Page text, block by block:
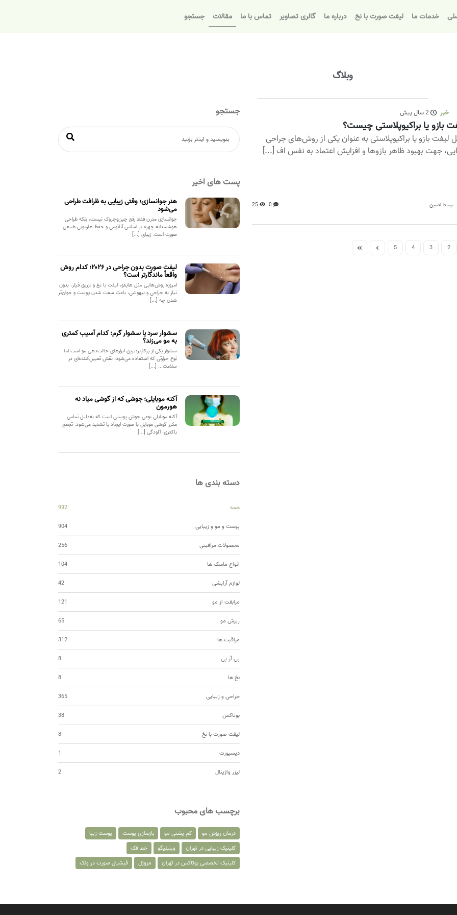
خدمات ما لیفت صورت با نخ درباره ما گالری تصاویر تماس با ما مقالات جستجو
وبلاگ
خبر 2 سال پیش
بازو یا براکیوپلاستی چیست؟
لیفت بازو یا براکیوپلاستی به عنوان یکی از روش‌های جراحی
جهت بهبود ظاهر بازوها و افزایش اعتماد به نفس اف [...]
توسطادمین 0
25
2
3
4
5
جستجو
پست های اخیر
هنر جوانسازی؛ وقتی زیبایی به ظرافت طراحی
می‌شود
جوانسازی مدرن فقط رفع چین‌وچروک نیست، بلکه طراحی
هوشمندانه چهره بر اساس آناتومی و حفظ هارمونی طبیعی
صورت است. زیبای [...]
لیفت صورت بدون جراحی در ۲۰۲۶؛ کدام روش
واقعاً ماندگارتر است؟
امروزه روش‌هایی مثل هایفو، لیفت با نخ و تزریق فیلر، بدون
نیاز به جراحی و بیهوشی، باعث سفت شدن پوست و جوان‌تر
شدن چه [...]
سشوار سرد یا سشوار گرم: کدام آسیب کمتری
به مو می‌زند؟
سشوار یکی از پرکاربردترین ابزارهای حالت‌دهی مو است اما
نوع حرارتی که استفاده می‌شود، نقش تعیین‌کننده‌ای در
سلامت... [...]
آکنه موبایلی؛ جوشی که از گوشی میاد نه
هورمون
آکنه موبایلی نوعی جوش پوستی است که به‌دلیل تماس
مکرر گوشی موبایل با صورت ایجاد یا تشدید می‌شود. تجمع
باکتری، آلودگی [...]
دسته بندی ها
همه 992
پوست و مو و زیبایی 904
محصولات مراقبتی 256
انواع ماسک ها 104
لوازم آرایشی 42
مرابقت از مو 121
ریزش مو 65
مراقبت ها 312
پی آر پی 8
نخ ها 8
جراحی و زیبایی 365
بوتاکس 38
لیفت صورت با نخ 8
دیسپورت 1
لیزر واژینال 2
برچسب های محبوب
درمان ریزش مو کم پشتی مو بازسازی پوست
پوست زیبا
کلینیک زیبایی در تهران
ویتیلیگو
خط فک
کلینیک تخصصی بوتاکس در تهران
مزوژل فیشیال صورت در ونک